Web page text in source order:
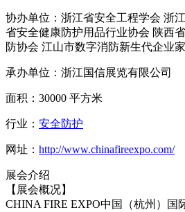
协办单位：浙江省安全工程学会 浙
省安全健康防护用品行业协会 陕西
防协会 江山市数字消防新生代企业
承办单位：浙江国信展览有限公司
面积：30000 平方米
行业： 安全防护
网址： http://www.chinafireexpo.com/
展会介绍
【展会概况】
CHINA FIRE EXPO中国（杭州）国